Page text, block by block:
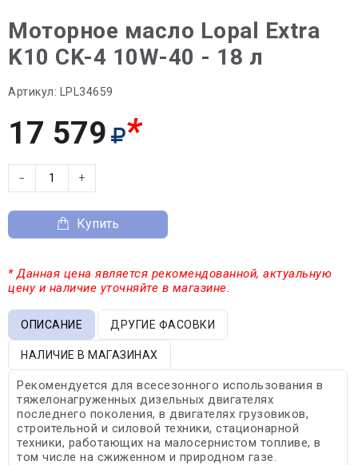
Моторное масло Lopal Extra
K10 CK-4 10W-40 - 18 л
Артикул: LPL34659
17 579 *
− +
Купить
* Данная цена является рекомендованной, актуальную
цену и наличие уточняйте в магазине.
ОПИСАНИЕ ДРУГИЕ ФАСОВКИ
НАЛИЧИЕ В МАГАЗИНАХ
Рекомендуется для всесезонного использования в
тяжелонагруженных дизельных двигателях
последнего поколения, в двигателях грузовиков,
строительной и силовой техники, стационарной
техники, работающих на малосернистом топливе, в
том числе на сжиженном и природном газе.